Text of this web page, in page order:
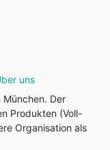
uns
Der
Produkten (Voll-
Organisation als